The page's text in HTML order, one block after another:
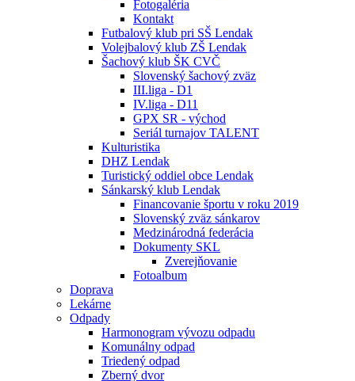
Fotogaléria
Kontakt
Futbalový klub pri SŠ Lendak
Volejbalový klub ZŠ Lendak
Šachový klub ŠK CVČ
Slovenský šachový zväz
III.liga - D1
IV.liga - D11
GPX SR - východ
Seriál turnajov TALENT
Kulturistika
DHZ Lendak
Turistický oddiel obce Lendak
Sánkarský klub Lendak
Financovanie športu v roku 2019
Slovenský zväz sánkarov
Medzinárodná federácia
Dokumenty SKL
Zverejňovanie
Fotoalbum
Doprava
Lekárne
Odpady
Harmonogram vývozu odpadu
Komunálny odpad
Triedený odpad
Zberný dvor